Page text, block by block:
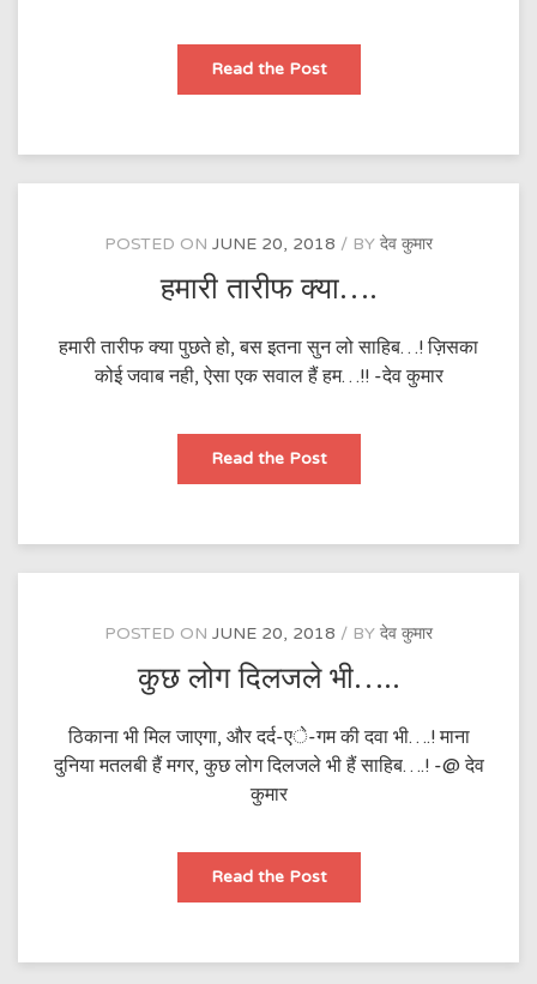
Read the Postwho’ll
my
POSTED ON JUNE 20, 2018 BY देव कुमार
हमारी तारीफ क्या….
हमारी तारीफ क्या पुछते हो, बस इतना सुन लो साहिब…! ज़िसका
कोई जवाब नही, ऐसा एक सवाल हैं हम…!! -देव कुमार
Read the Postहमारी
क्या….
POSTED ON JUNE 20, 2018 BY देव कुमार
कुछ लोग दिलजले भी…..
ठिकाना भी मिल जाएगा, और दर्द-एे-गम की दवा भी….! माना
दुनिया मतलबी हैं मगर, कुछ लोग दिलजले भी हैं साहिब….! -@ देव
कुमार
Read the Postकुछ
दिलजले